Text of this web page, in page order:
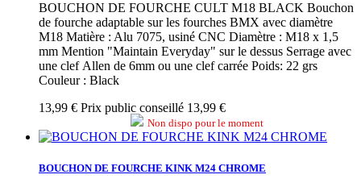
BOUCHON DE FOURCHE CULT M18 BLACK Bouchon
de fourche adaptable sur les fourches BMX avec diamètre
M18 Matière : Alu 7075, usiné CNC Diamètre : M18 x 1,5
mm Mention "Maintain Everyday" sur le dessus Serrage avec
une clef Allen de 6mm ou une clef carrée Poids: 22 grs
Couleur : Black
13,99 € Prix public conseillé 13,99 €
Non dispo pour le moment
BOUCHON DE FOURCHE KINK M24 CHROME